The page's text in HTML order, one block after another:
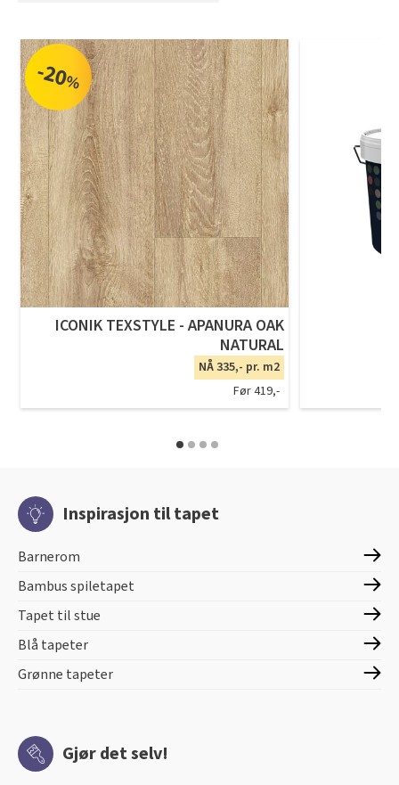
-20%
ICONIK TEXSTYLE - APANURA OAK
NATURAL
NÅ 335,- pr. m2
Før 419,-
Inspirasjon til tapet
Barnerom
Bambus spiletapet
Tapet til stue
Blå tapeter
Grønne tapeter
Gjør det selv!